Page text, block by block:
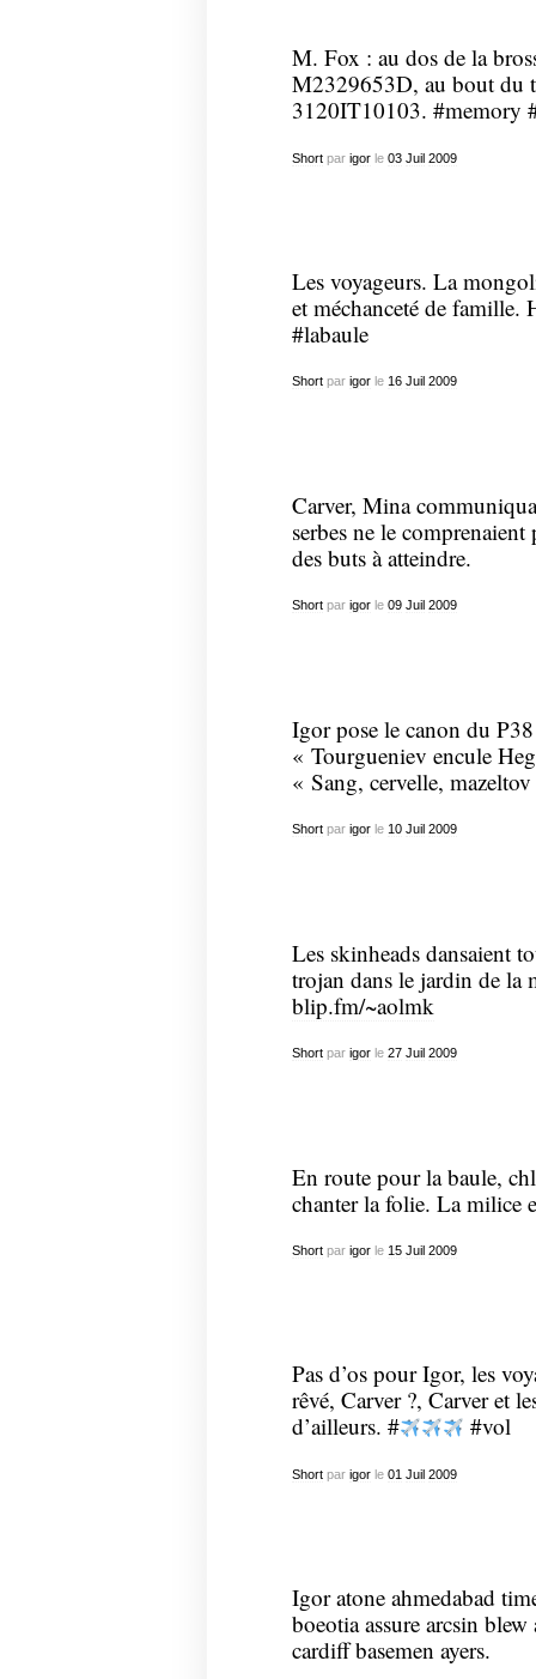
M. Fox : au dos de la
M2329653D, au bout du
3120IT10103. #memory
Shortpar igorle 03 Juil 2009
Les voyageurs. La
et méchanceté de famille.
#labaule
Shortpar igorle 16 Juil 2009
Carver, Mina
serbes ne le comprenaient
des buts à atteindre.
Shortpar igorle 09 Juil 2009
Igor pose le canon du
« Tourgueniev encule
« Sang, cervelle,
Shortpar igorle 10 Juil 2009
Les skinheads dansaient
trojan dans le jardin de
blip.fm/~aolmk
Shortpar igorle 27 Juil 2009
En route pour la baule,
chanter la folie. La milice
Shortpar igorle 15 Juil 2009
Pas d’os pour Igor, les
rêvé, Carver ?, Carver et
d’ailleurs. #
#vol
Shortpar igorle 01 Juil 2009
Igor atone ahmedabad
boeotia assure arcsin
cardiff basemen ayers.